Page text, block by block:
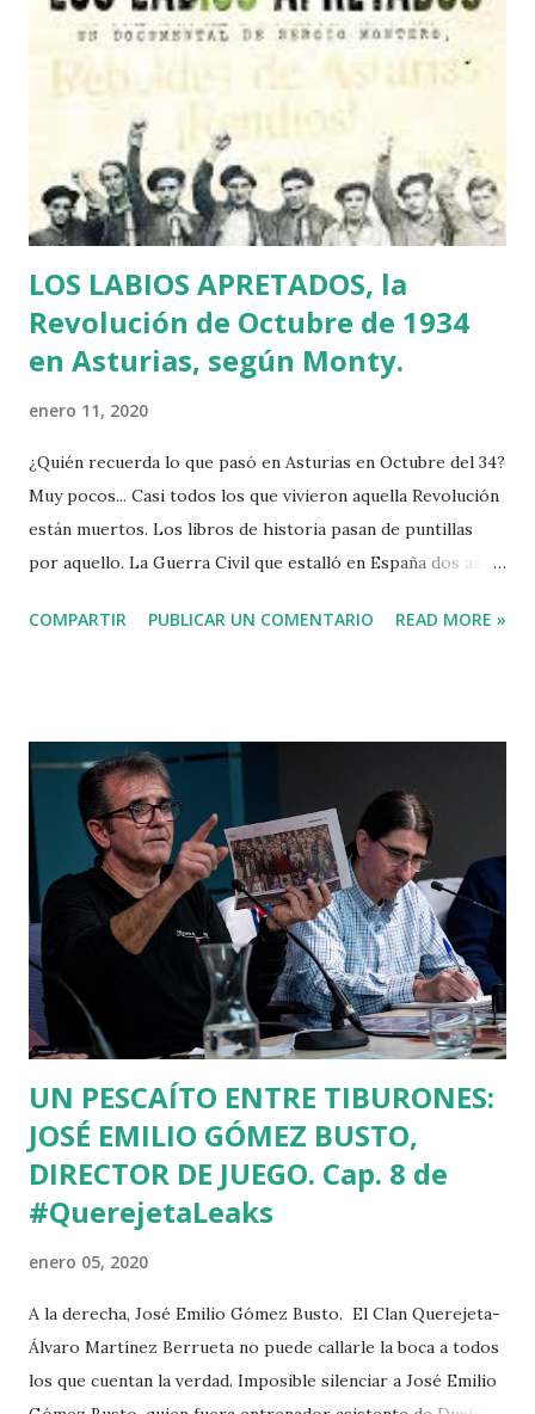
para el alma que un buen libro en el momento oportuno. Y
Txintxu de eso sabe Lepe. Zuloa abrió sus puertas hace 32
años. La inauguración fue en 1987 en la calle Pintorería, dos
años después de que yo llegase a Vitoria como periodista
de RNE. En 1998 se trasladó a su actual sede de la calle
Correría 21. Txintxu San Martín aterrizó en Zuloa com...
LOS LABIOS APRETADOS, la
Revolución de Octubre de 1934
en Asturias, según Monty.
enero 11, 2020
¿Quién recuerda lo que pasó en Asturias en Octubre del 34?
Muy pocos... Casi todos los que vivieron aquella Revolución
están muertos. Los libros de historia pasan de puntillas
por aquello. La Guerra Civil que estalló en España dos años
párrafo de algunos libros de texto. En mi memoria
en el sótano que tiene la CNT en su sede de la calle
Correría 65 de Vitoria. Ningún sitio mejor para ver una
película que cuenta lo que ocurrió hace 85 años en mi
querida Asturias, cuyo subsuelo está perforado por
innumerables túneles mineros. Bajé al sótano de los
anarquistas gasteiztarras como si yo fuera un dinamitero
en busca de un preciado carbón llamado verdad. "Los Labios
Apretados" se titula la obra del avilesino Monty. "Los Labios
Apretados", sí... Uno puede ha...
COMPARTIR PUBLICAR UN COMENTARIO READ MORE »
UN PESCAÍTO ENTRE TIBURONES:
JOSÉ EMILIO GÓMEZ BUSTO,
DIRECTOR DE JUEGO. Cap. 8 de
#QuerejetaLeaks
enero 05, 2020
A la derecha, José Emilio Gómez Busto. El Clan Querejeta-
Álvaro Martínez Berrueta no puede callarle la boca a todos
los que cuentan la verdad. Imposible silenciar a José Emilio